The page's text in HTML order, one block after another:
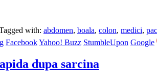
with: abdomen, boala, colon, medici,
FacebookYahoo! Buzz StumbleUpon Google
dupa sarcina